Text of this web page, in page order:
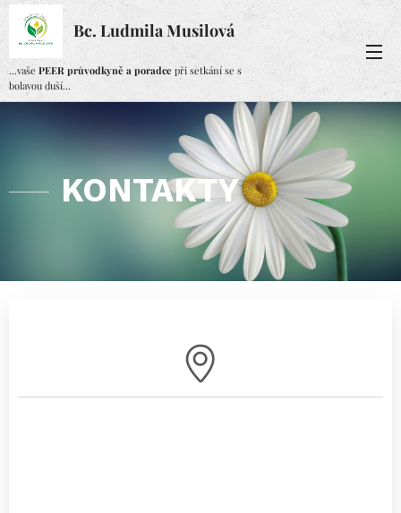
Bc. Ludmila Musilová
...vaše PEER průvodkyně a poradce při setkání se s
bolavou duší...
KONTAKTY